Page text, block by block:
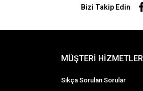
Bizi Takip Edin
MÜŞTERİ
Sıkça Sorulan Sorular